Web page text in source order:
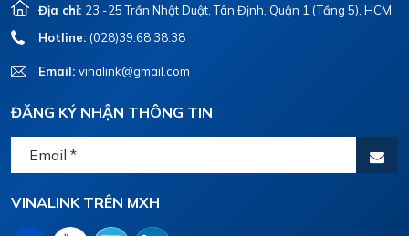
Địa chỉ: 23 -25 Trần Nhật Duật, Tân Định, Quận 1 (Tầng 5), HCM
Hotline: (028)39.68.38.38
Email: vinalink@gmail.com
ĐĂNG KÝ NHẬN THÔNG TIN
VINALINK TRÊN MXH